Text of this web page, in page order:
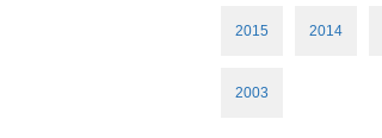
2015 2014
2003